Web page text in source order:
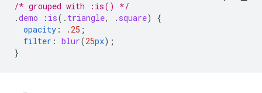
/* grouped with :is() */
.demo : is( . triangle, . square)
{
opacity : .25 ;
filter : blur(25px);
}